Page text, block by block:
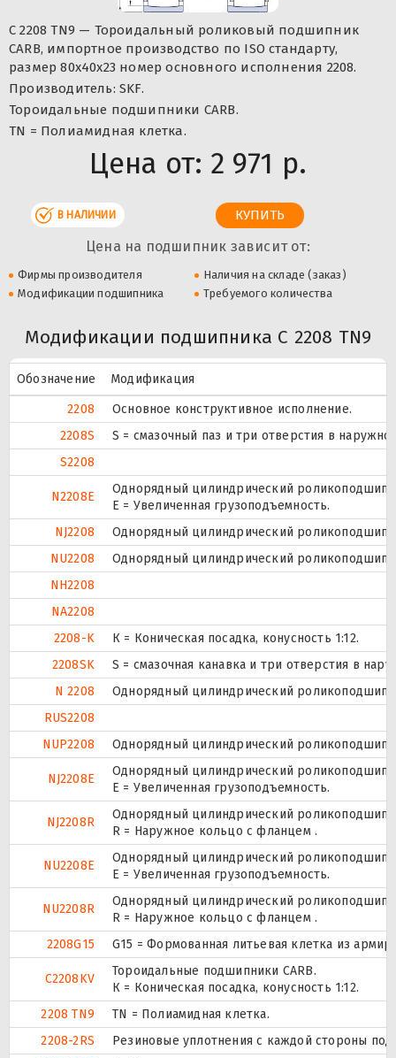
C 2208 TN9 — Тороидальный роликовый подшипник
CARB, импортное производство по ISO стандарту,
размер 80x40x23 номер основного исполнения 2208.
Производитель: SKF.
Тороидальные подшипники CARB.
TN = Полиамидная клетка.
Цена от: 2 971 р.
В НАЛИЧИИ
Цена на подшипник зависит от:
Фирмы производителя
Наличия на складе (заказ)
Модификации подшипника
Требуемого количества
Модификации подшипника C 2208 TN9
Обозначение
Модификация
2208
Основное конструктивное исполнение.
2208S
S = смазочный паз и три отверстия в
S2208
N2208E
Однорядный цилиндрический
Е = Увеличенная грузоподъемность.
NJ2208
Однорядный цилиндрический
NU2208
Однорядный цилиндрический
NH2208
NA2208
2208-K
К = Коническая посадка, конусность 1:12.
2208SK
S = смазочная канавка и три отверстия в
N 2208
Однорядный цилиндрический
RUS2208
NUP2208
Однорядный цилиндрический
NJ2208E
Однорядный цилиндрический
Е = Увеличенная грузоподъемность.
NJ2208R
Однорядный цилиндрический
R = Наружное кольцо с фланцем .
NU2208E
Однорядный цилиндрический
Е = Увеличенная грузоподъемность.
NU2208R
Однорядный цилиндрический
R = Наружное кольцо с фланцем .
2208G15
G15 = Формованная литьевая клетка из
C2208KV
Тороидальные подшипники CARB.
К = Коническая посадка, конусность 1:12.
2208 TN9
TN = Полиамидная клетка.
2208-2RS
Резиновые уплотнения с каждой стороны